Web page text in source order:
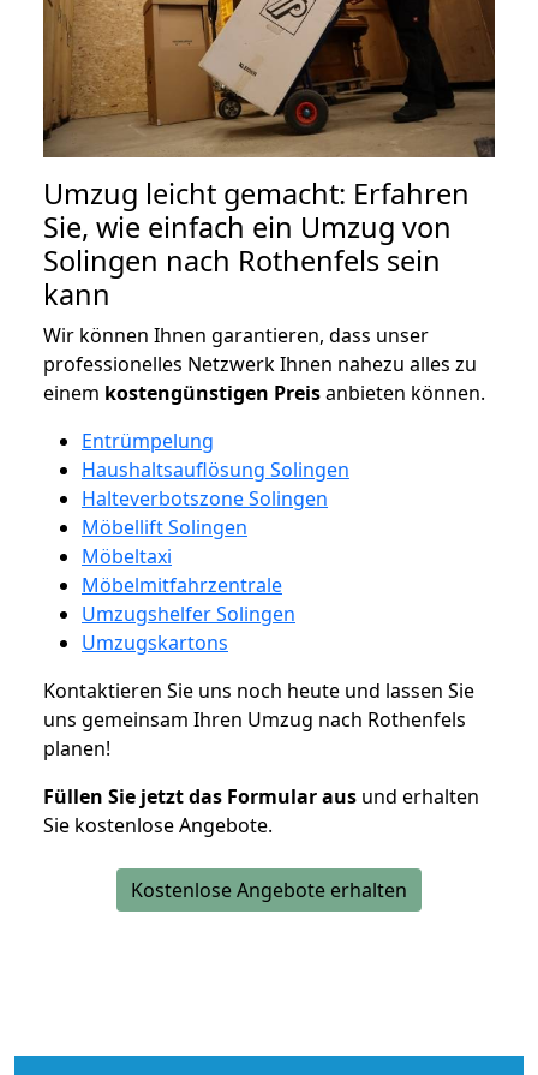
Umzug leicht gemacht: Erfahren
Sie, wie einfach ein Umzug von
Solingen nach Rothenfels sein
kann
Wir können Ihnen garantieren, dass unser
professionelles Netzwerk Ihnen nahezu alles zu
einem kostengünstigen Preisanbieten können.
Entrümpelung
Haushaltsauflösung Solingen
Halteverbotszone Solingen
Möbellift Solingen
Möbeltaxi
Möbelmitfahrzentrale
Umzugshelfer Solingen
Umzugskartons
Kontaktieren Sie uns noch heute und lassen Sie
uns gemeinsam Ihren Umzug nach Rothenfels
planen!
Füllen Sie jetzt das Formular aus und erhalten
Sie kostenlose Angebote.
Kostenlose Angebote erhalten